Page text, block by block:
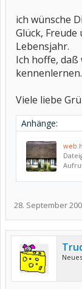
ich wünsche
Glück,
Lebensjahr.
Ich hoffe,
kennenlernen.
Viele liebe
Anhänge:
28. September